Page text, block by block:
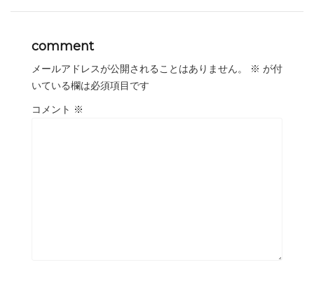
comment
メールアドレスが公開されることはありません。 ※ が付
いている欄は必須項目です
コメント ※